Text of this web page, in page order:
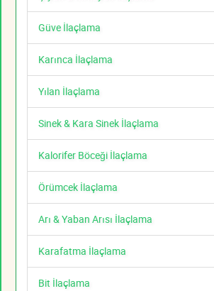
Güve İlaçlama
Karınca İlaçlama
Yılan İlaçlama
Sinek & Kara Sinek İlaçlama
Kalorifer Böceği İlaçlama
Örümcek İlaçlama
Arı & Yaban Arısı İlaçlama
Karafatma İlaçlama
Bit İlaçlama